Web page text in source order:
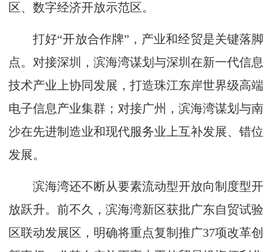
区、数字经济开放示范区。
打好“开放合作牌”，产业和经贸是关键落脚
点。对接深圳，滨海湾谋划与深圳在新一代信息
技术产业上协同发展，打造珠江东岸世界级高端
电子信息产业集群；对接广州，滨海湾谋划与南
沙在先进制造业和现代服务业上互补发展、错位
发展。
滨海湾还不断从要素流动型开放向制度型开
放跃升。前不久，滨海湾新区获批广东自贸试验
区联动发展区，明确将重点复制推广37项改革创